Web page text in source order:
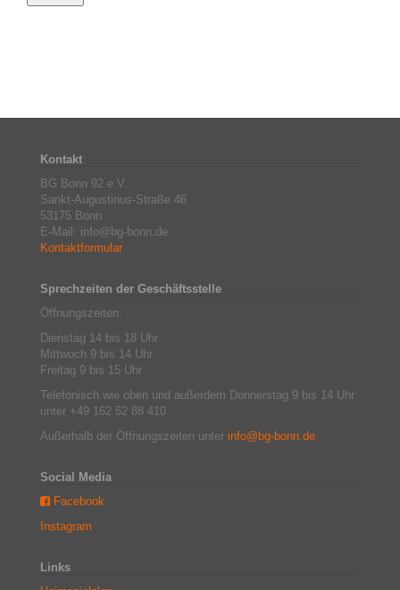
Kontakt
BG Bonn 92 e.V.
Sankt-Augustinus-Straße 46
53175 Bonn
E-Mail: info@bg-bonn.de
Kontaktformular
Sprechzeiten der Geschäftsstelle
Öffnungszeiten:
Dienstag 14 bis 18 Uhr
Mittwoch 9 bis 14 Uhr
Freitag 9 bis 15 Uhr
Telefonisch wie oben und außerdem Donnerstag 9 bis 14 Uhr
unter +49 162 52 88 410
Außerhalb der Öffnungszeiten unter info@bg-bonn.de
Social Media
Facebook
Instagram
Links